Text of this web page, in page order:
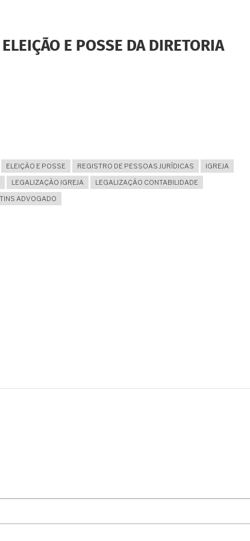
E POSSE DA DIRETORIA
ELEIÇÃO E POSSE REGISTRO DE PESSOAS JURÍDICAS
IGREJA
LEGALIZAÇÃO IGREJA
LEGALIZAÇÃO CONTABILIDADE
ADVOGADO